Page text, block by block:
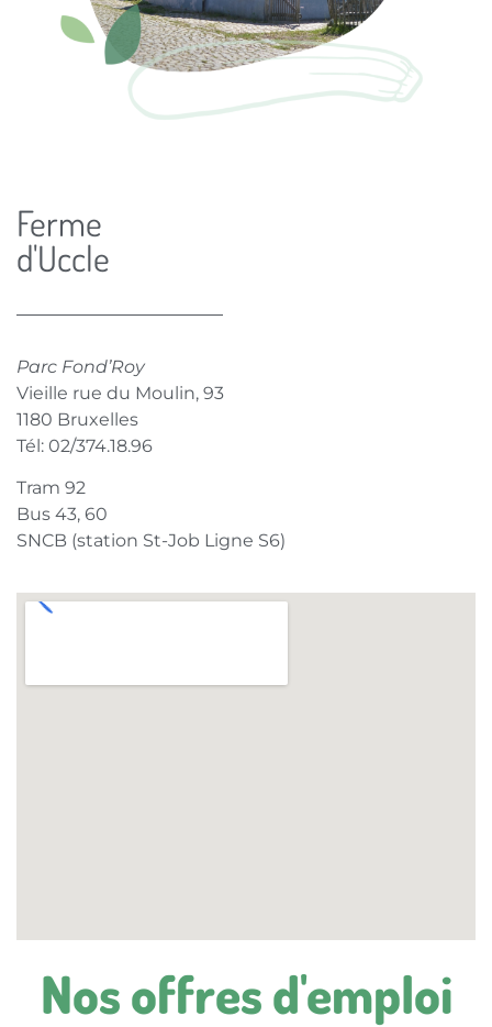
Ferme
d'Uccle
Parc Fond’Roy
Vieille rue du Moulin, 93
1180 Bruxelles
Tél: 02/374.18.96
Tram 92
Bus 43, 60
SNCB (station St-Job Ligne S6)
Nos offres d'emploi